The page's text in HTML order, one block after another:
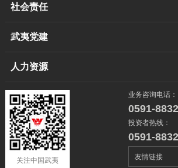
社会责任
武夷党建
人力资源
关注中国武夷
业务咨询电话：
0591-
投资者热线：
0591-